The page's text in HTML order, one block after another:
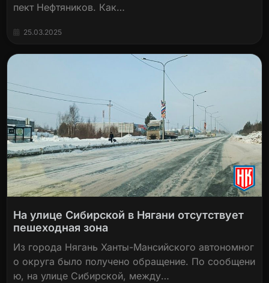
пект Нефтяников. Как…
25.03.2025
На улице Сибирской в Нягани отсутствует
пешеходная зона
Из города Нягань Ханты-Мансийского автономног
о округа было получено обращение. По сообщени
ю, на улице Сибирской, между…